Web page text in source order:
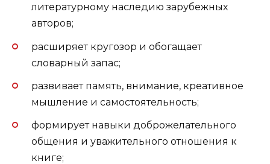
литературному наследию зарубежных
авторов;
расширяет кругозор и обогащает
словарный запас;
развивает память, внимание, креативное
мышление и самостоятельность;
формирует навыки доброжелательного
общения и уважительного отношения к
книге;